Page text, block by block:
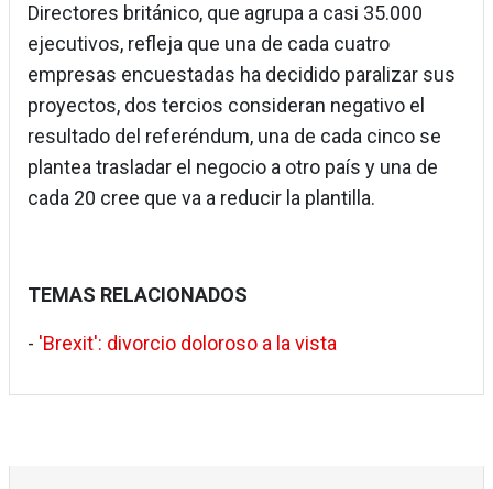
Directores británico, que agrupa a casi 35.000
ejecutivos, refleja que una de cada cuatro
empresas encuestadas ha decidido paralizar sus
proyectos, dos tercios consideran negativo el
resultado del referéndum, una de cada cinco se
plantea trasladar el negocio a otro país y una de
cada 20 cree que va a reducir la plantilla.
TEMAS RELACIONADOS
- 'Brexit': divorcio doloroso a la vista